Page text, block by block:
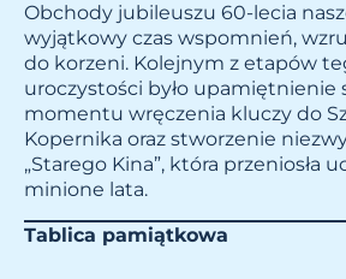
Obchody jubileuszu 60-lecia
wyjątkowy czas wspomnień,
do korzeni. Kolejnym z etapów
uroczystości było upamiętnienie
momentu wręczenia kluczy do
Kopernika oraz stworzenie
„Starego Kina”, która przeniosła
minione lata.
Tablica pamiątkowa